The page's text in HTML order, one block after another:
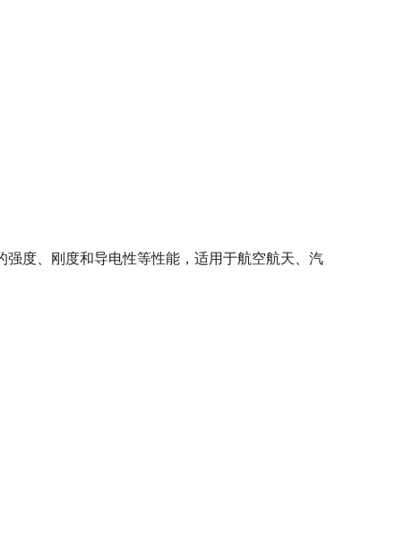
强度、刚度和导电性等性能，适用于航空航天、汽